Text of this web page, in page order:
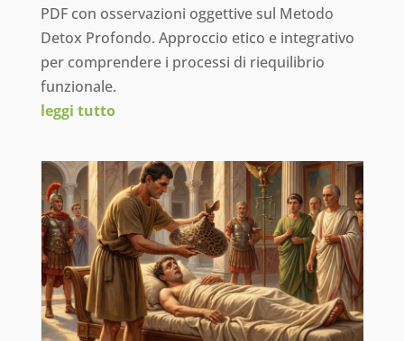
PDF con osservazioni oggettive sul Metodo
Detox Profondo. Approccio etico e integrativo
per comprendere i processi di riequilibrio
funzionale.
leggi tutto